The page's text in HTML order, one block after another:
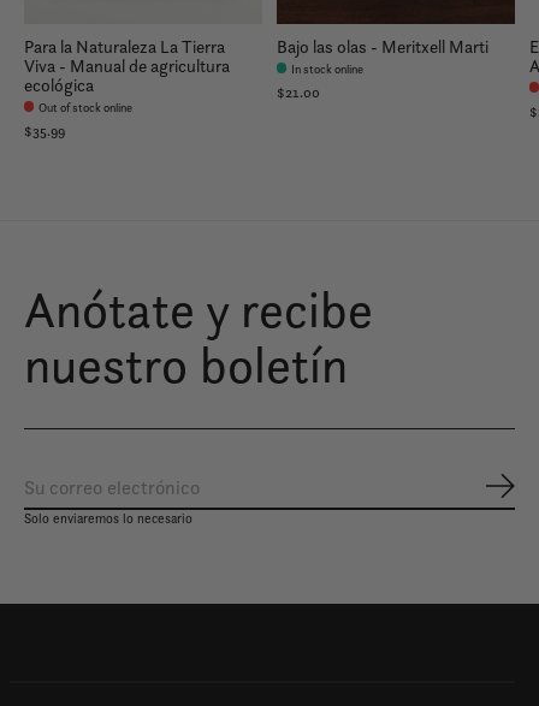
Para la Naturaleza La Tierra
Viva - Manual de agricultura
ecológica
Out of stock online
$35.99
Bajo las olas - Meritxell Marti
In stock online
$21.00
Anótate y recibe
nuestro boletín
Solo enviaremos lo necesario